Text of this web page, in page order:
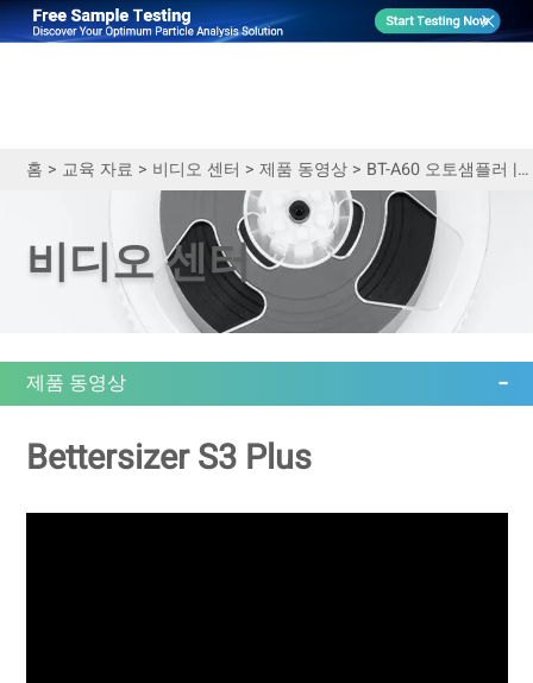
홈 > 교육 자료 > 비디오 센터 > 제품 동영상> BT-A60 오토샘플러 | 데모
비디오 센터
제품 동영상
Bettersizer S3 Plus